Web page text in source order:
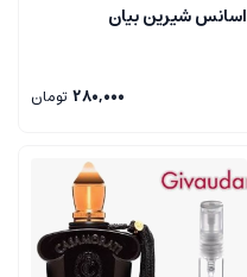
اسانس شیرین بیان
280,000 تومان